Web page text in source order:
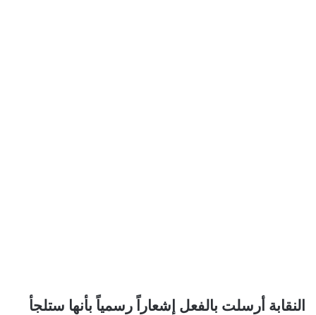
النقابة أرسلت بالفعل إشعاراً رسمياً بأنها ستلجأ